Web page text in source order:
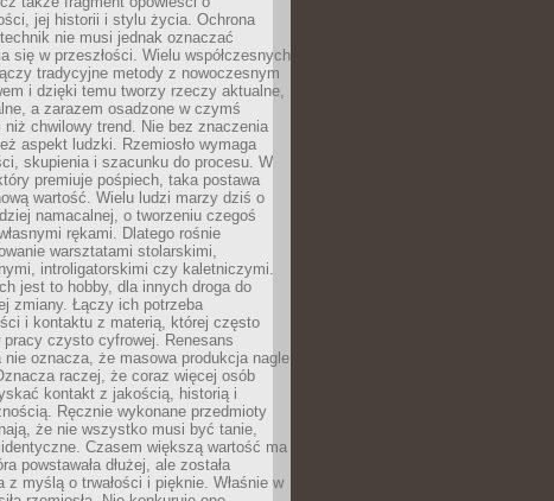
jej historii i stylu życia. Ochrona
nie musi jednak oznaczać
się w przeszłości. Wielu współczesnych
tradycyjne metody z nowoczesnym
i dzięki temu tworzy rzeczy aktualne,
a zarazem osadzone w czymś
niż chwilowy trend. Nie bez znaczenia
aspekt ludzki. Rzemiosło wymaga
skupienia i szacunku do procesu. W
premiuje pośpiech, taka postawa
wartość. Wielu ludzi marzy dziś o
namacalnej, o tworzeniu czegoś
rękami. Dlatego rośnie
warsztatami stolarskimi,
introligatorskimi czy kaletniczymi.
jest to hobby, dla innych droga do
zmiany. Łączy ich potrzeba
i kontaktu z materią, której często
pracy czysto cyfrowej. Renesans
nie oznacza, że masowa produkcja nagle
raczej, że coraz więcej osób
kontakt z jakością, historią i
Ręcznie wykonane przedmioty
że nie wszystko musi być tanie,
Czasem większą wartość ma
powstawała dłużej, ale została
z myślą o trwałości i pięknie. Właśnie w